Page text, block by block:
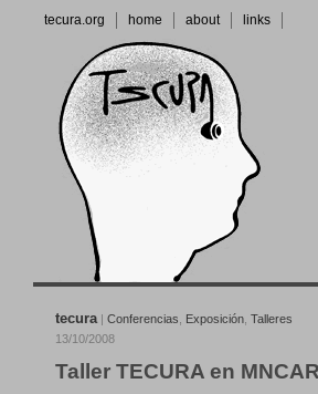
tecura.org home about links
tecura | Conferencias Exposición Talleres
13/10/2008
Taller TECURA en